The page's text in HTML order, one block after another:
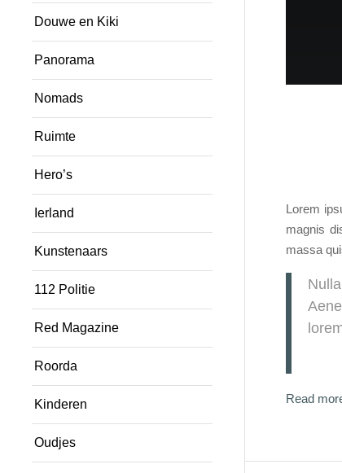
Douwe en Kiki
Panorama
Nomads
Ruimte
Hero’s
Ierland
Kunstenaars
112 Politie
Red Magazine
Roorda
Kinderen
Oudjes
Lorem
magnis
massa
Read